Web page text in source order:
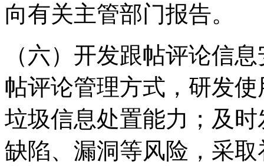
向有关主管部门报告。
（六）开发跟帖评论信
帖评论管理方式，研发
垃圾信息处置能力；及
缺陷、漏洞等风险，采